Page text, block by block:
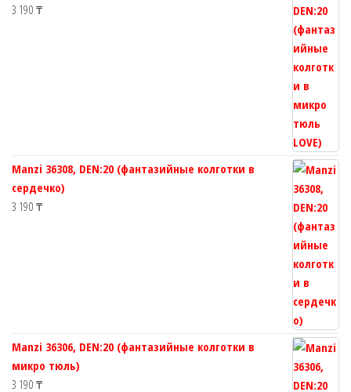
3 190 ₸
Manzi 36308, DEN:20 (фантазийные колготки в
сердечко)
3 190 ₸
Manzi 36306, DEN:20 (фантазийные колготки в
микро тюль)
3 190 ₸